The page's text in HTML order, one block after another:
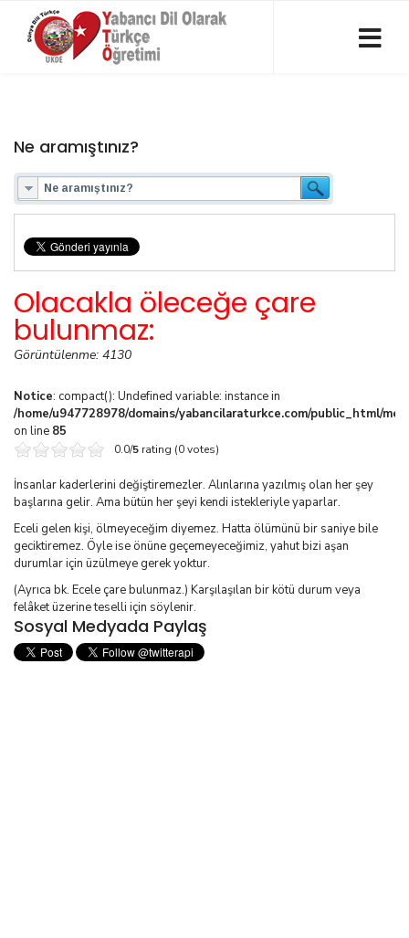
Ne aramıştınız?
Olacakla öleceğe çare
bulunmaz:
Görüntülenme: 4130
Notice: compact(): Undefined variable: instance in
/home/u947728978/domains/yabancilaraturkce.com/public_html/
on line 85
0.0/5 rating (0 votes)
İnsanlar kaderlerini değiştiremezler. Alınlarına yazılmış olan her şey
başlarına gelir. Ama bütün her şeyi kendi istekleriyle yaparlar.
Eceli gelen kişi, ölmeyeceğim diyemez. Hatta ölümünü bir saniye bile
geciktiremez. Öyle ise önüne geçemeyeceğimiz, yahut bizi aşan
durumlar için üzülmeye gerek yoktur.
(Ayrıca bk. Ecele çare bulunmaz.) Karşılaşılan bir kötü durum veya
felâket üzerine teselli için söylenir.
Sosyal Medyada Paylaş